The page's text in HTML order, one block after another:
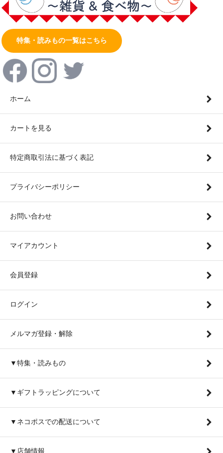
特集・読みもの一覧はこちら
ホーム
カートを見る
特定商取引法に基づく表記
プライバシーポリシー
お問い合わせ
マイアカウント
会員登録
ログイン
メルマガ登録・解除
▼特集・読みもの
▼ギフトラッピングについて
▼ネコポスでの配送について
▼店舗情報